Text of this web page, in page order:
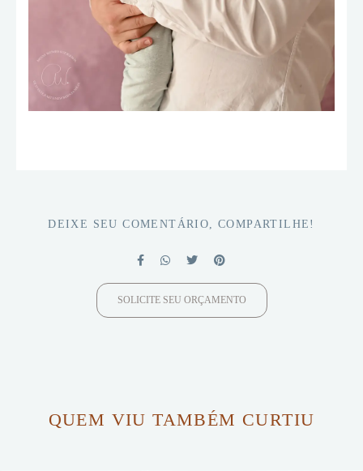
DEIXE SEU COMENTÁRIO, COMPARTILHE!
SOLICITE SEU ORÇAMENTO
QUEM VIU TAMBÉM CURTIU